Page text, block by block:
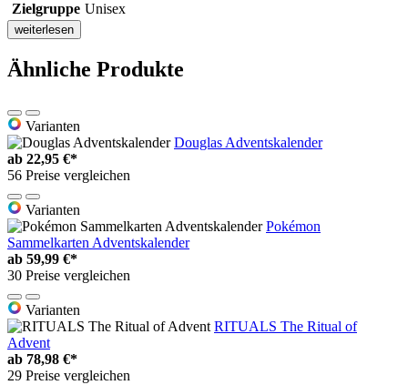
Zielgruppe Unisex
weiterlesen
Ähnliche Produkte
Varianten
Douglas Adventskalender
ab 22,95 €*
56 Preise vergleichen
Varianten
Pokémon
Sammelkarten Adventskalender
ab 59,99 €*
30 Preise vergleichen
Varianten
RITUALS The Ritual of
Advent
ab 78,98 €*
29 Preise vergleichen